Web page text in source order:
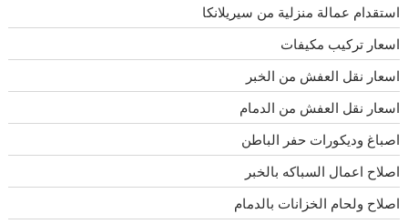
استقدام عمالة منزلية من سيريلانكا
اسعار تركيب مكيفات
اسعار نقل العفش من الخبر
اسعار نقل العفش من الدمام
اصباغ وديكورات حفر الباطن
اصلاح اعمال السباكه بالخبر
اصلاح ولحام الخزانات بالدمام